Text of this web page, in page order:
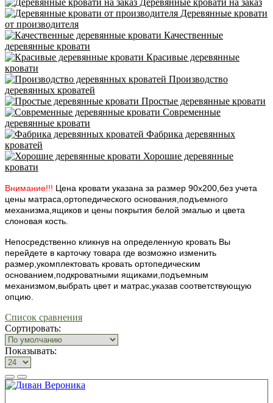
Деревянные кровати
от производителя
Качественные
деревянные кровати
Красивые деревянные
кровати
Производство
деревянных кроватей
Простые деревянные кровати
Современные
деревянные кровати
Фабрика деревянных
кроватей
Хорошие деревянные
кровати
Внимание!!! Цена кровати указана за размер 90х200,без учета
цены матраса,ортопедического основания,подъемного
механизма,ящиков и цены покрытия белой эмалью и цвета
слоновая кость.
Непосредственно кликнув на определенную кровать Вы
перейдете в карточку товара где возможно изменить
размер,укомплектовать кровать ортопедическим
основанием,подкроватными ящиками,подъемным
механизмом,выбрать цвет и матрас,указав соответствующую
опцию.
Список сравнения
Сортировать:
Показывать: